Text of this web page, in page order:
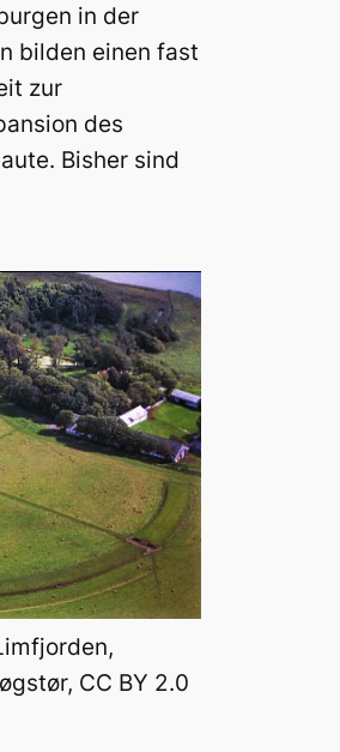
in der
bilden einen fast
zur
des
Bisher sind
CC BY 2.0